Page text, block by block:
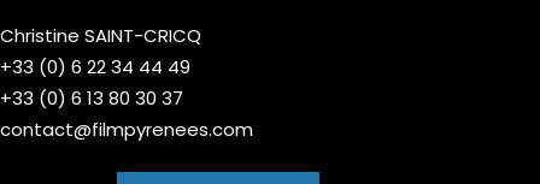
Christine SAINT-CRICQ
+33 (0) 6 22 34 44 49
+33 (0) 6 13 80 30 37
contact@filmpyrenees.com